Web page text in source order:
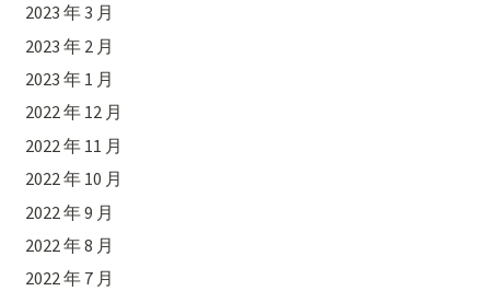
2023 年 3 月
2023 年 2 月
2023 年 1 月
2022 年 12 月
2022 年 11 月
2022 年 10 月
2022 年 9 月
2022 年 8 月
2022 年 7 月